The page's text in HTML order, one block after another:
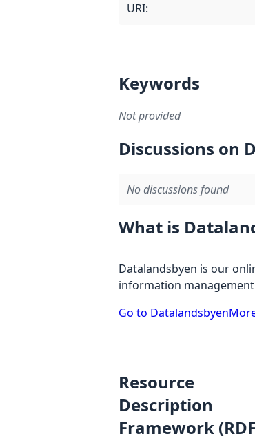
URI:
Keywords
Not provided
Discussions on
No discussions found
What is
Datalandsbyen is our
information
Go to Datalandsbyen
Resource
Description
Framework